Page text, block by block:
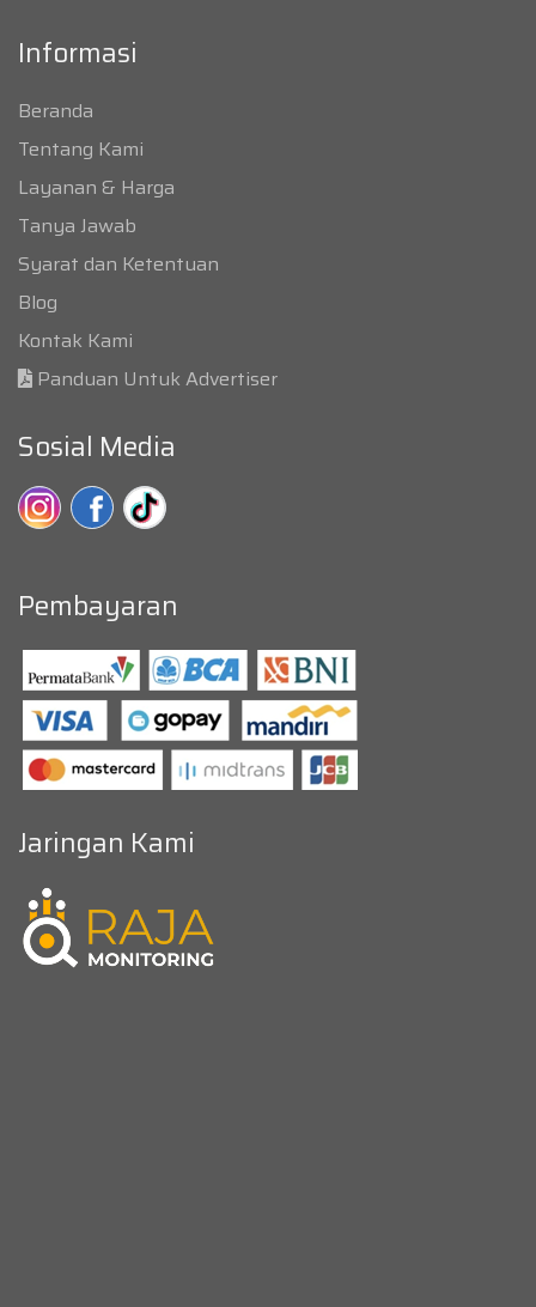
Informasi
Beranda
Tentang Kami
Layanan & Harga
Tanya Jawab
Syarat dan Ketentuan
Blog
Kontak Kami
Panduan Untuk Advertiser
Sosial Media
Pembayaran
Jaringan Kami